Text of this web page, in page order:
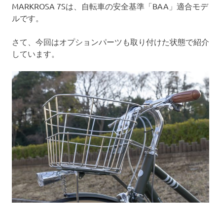
MARKROSA 7Sは、自転車の安全基準「BAA」適合モデ
ルです。
さて、今回はオプションパーツも取り付けた状態で紹介
しています。